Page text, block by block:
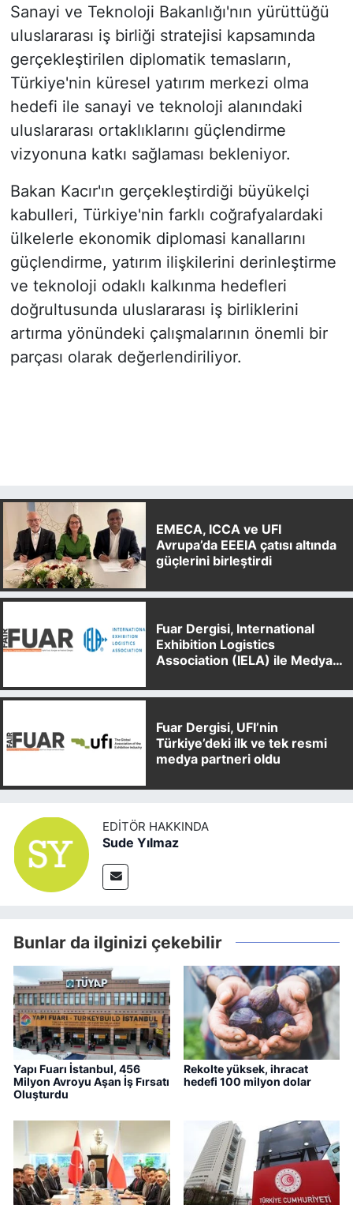
Sanayi ve Teknoloji Bakanlığı'nın yürüttüğü
uluslararası iş birliği stratejisi kapsamında
gerçekleştirilen diplomatik temasların,
Türkiye'nin küresel yatırım merkezi olma
hedefi ile sanayi ve teknoloji alanındaki
uluslararası ortaklıklarını güçlendirme
vizyonuna katkı sağlaması bekleniyor.
Bakan Kacır'ın gerçekleştirdiği büyükelçi
kabulleri, Türkiye'nin farklı coğrafyalardaki
ülkelerle ekonomik diplomasi kanallarını
güçlendirme, yatırım ilişkilerini derinleştirme
ve teknoloji odaklı kalkınma hedefleri
doğrultusunda uluslararası iş birliklerini
artırma yönündeki çalışmalarının önemli bir
parçası olarak değerlendiriliyor.
EMECA, ICCA ve UFI
Avrupa’da EEEIA çatısı altında
güçlerini birleştirdi
Fuar Dergisi, International
Exhibition Logistics
Association (IELA) ile Medya
Fuar Dergisi, UFI’nin
Türkiye’deki ilk ve tek resmi
medya partneri oldu
EDITÖR HAKKINDA
Sude Yılmaz
Bunlar da ilginizi çekebilir
Yapı Fuarı İstanbul, 456
Milyon Avroyu Aşan İş Fırsatı
Oluşturdu
Rekolte yüksek, ihracat
hedefi 100 milyon dolar